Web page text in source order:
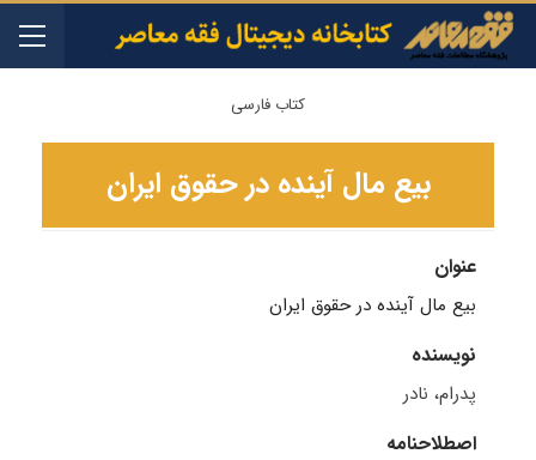
کتاب فارسی
بیع مال آینده در حقوق ایران
عنوان
بیع مال آینده در حقوق ایران
نویسنده
پدرام، نادر
اصطلاحنامه